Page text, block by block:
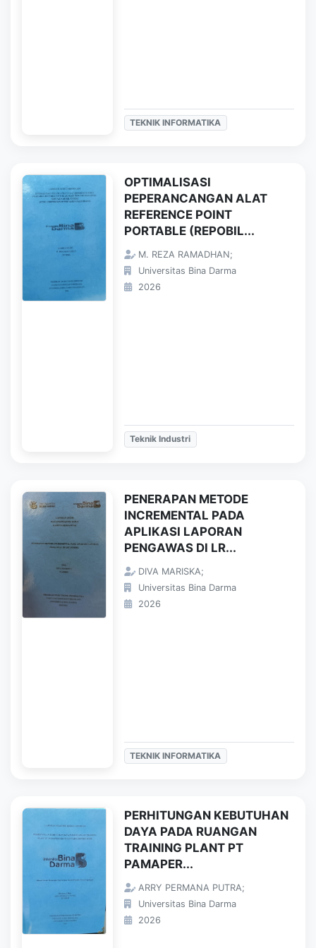
TEKNIK INFORMATIKA
OPTIMALISASI
PEPERANCANGAN ALAT
REFERENCE POINT
PORTABLE (REPOBIL...
M. REZA RAMADHAN;
Universitas Bina Darma
2026
Teknik Industri
PENERAPAN METODE
INCREMENTAL PADA
APLIKASI LAPORAN
PENGAWAS DI LR...
DIVA MARISKA;
Universitas Bina Darma
2026
TEKNIK INFORMATIKA
PERHITUNGAN KEBUTUHAN
DAYA PADA RUANGAN
TRAINING PLANT PT
PAMAPER...
ARRY PERMANA PUTRA;
Universitas Bina Darma
2026